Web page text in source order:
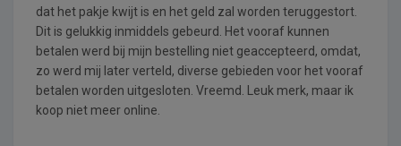
dat het pakje kwijt is en het geld zal worden teruggestort.
Dit is gelukkig inmiddels gebeurd. Het vooraf kunnen
betalen werd bij mijn bestelling niet geaccepteerd, omdat,
zo werd mij later verteld, diverse gebieden voor het vooraf
betalen worden uitgesloten. Vreemd. Leuk merk, maar ik
koop niet meer online.